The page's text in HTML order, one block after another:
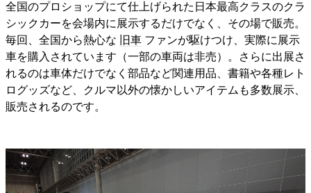
全国のプロショップにて仕上げられた日本最高クラスのクラ
シックカーを会場内に展示するだけでなく、その場で販売。
毎回、全国から熱心な
旧車 ファンが駆けつけ、実際に展示
車を購入されています（一部の車両は非売）。さらに出展さ
れるのは車体だけでなく部品など関連用品、書籍や各種レト
ログッズなど、クルマ以外の懐かしいアイテムも多数展示、
販売されるのです。